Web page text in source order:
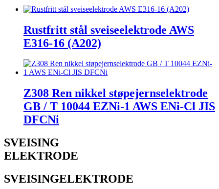
Rustfritt stål sveiseelektrode AWS
E316-16 (A202)
Z308 Ren nikkel støpejernselektrode
GB / T 10044 EZNi-1 AWS ENi-Cl JIS
DFCNi
SVEISING
ELEKTRODE
SVEISINGELEKTRODE